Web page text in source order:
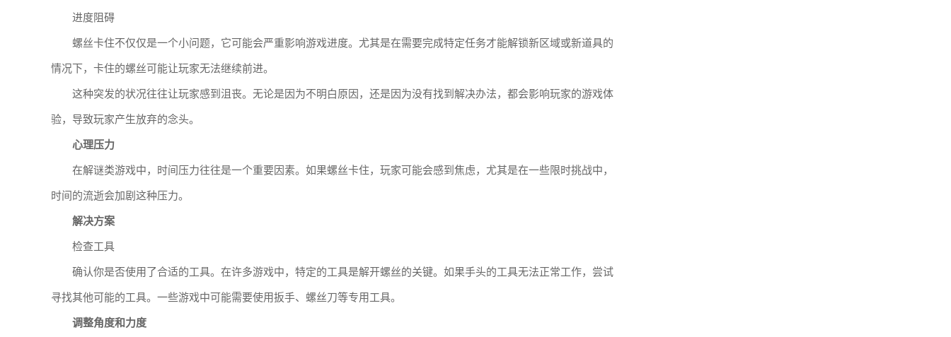
进度阻碍
螺丝卡住不仅仅是一个小问题，它可能会严重影响游戏进度。尤其是在需要完成特定任务才能解锁新区域或新道具的
情况下，卡住的螺丝可能让玩家无法继续前进。
这种突发的状况往往让玩家感到沮丧。无论是因为不明白原因，还是因为没有找到解决办法，都会影响玩家的游戏体
验，导致玩家产生放弃的念头。
心理压力
在解谜类游戏中，时间压力往往是一个重要因素。如果螺丝卡住，玩家可能会感到焦虑，尤其是在一些限时挑战中，
时间的流逝会加剧这种压力。
解决方案
检查工具
确认你是否使用了合适的工具。在许多游戏中，特定的工具是解开螺丝的关键。如果手头的工具无法正常工作，尝试
寻找其他可能的工具。一些游戏中可能需要使用扳手、螺丝刀等专用工具。
调整角度和力度